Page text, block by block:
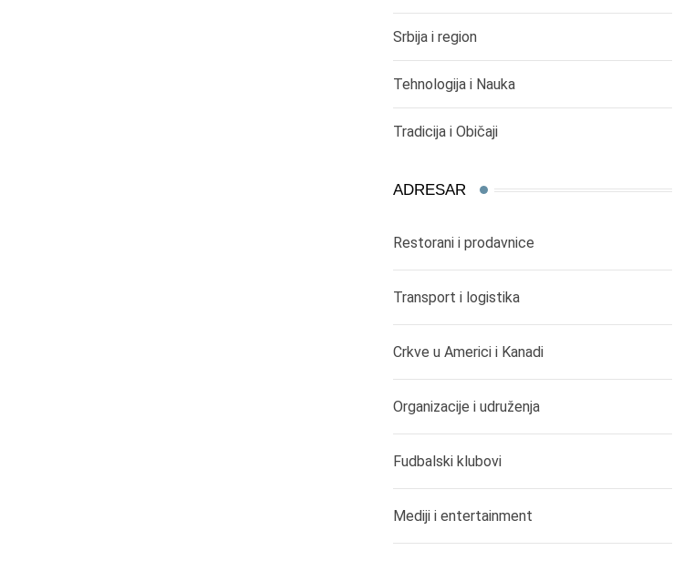
Srbija i region
Tehnologija i Nauka
Tradicija i Običaji
ADRESAR
Restorani i prodavnice
Transport i logistika
Crkve u Americi i Kanadi
Organizacije i udruženja
Fudbalski klubovi
Mediji i entertainment